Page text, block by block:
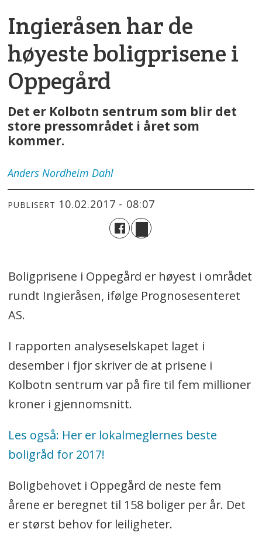
Ingieråsen har de
høyeste boligprisene i
Oppegård
Det er Kolbotn sentrum som blir det
store pressområdet i året som
kommer.
Anders Nordheim Dahl
PUBLISERT 10.02.2017 - 08:07
Boligprisene i Oppegård er høyest i området
rundt Ingieråsen, ifølge Prognosesenteret
AS.
I rapporten analyseselskapet laget i
desember i fjor skriver de at prisene i
Kolbotn sentrum var på fire til fem millioner
kroner i gjennomsnitt.
Les også: Her er lokalmeglernes beste
boligråd for 2017!
Boligbehovet i Oppegård de neste fem
årene er beregnet til 158 boliger per år. Det
er størst behov for leiligheter.